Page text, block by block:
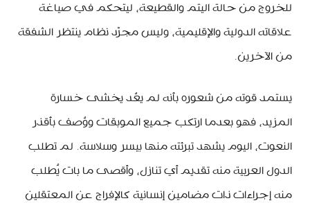
للخروج من حالة اليتم والقطيعة، ليتحكم في صياغة
علاقاته الدولية والإقليمية، وليس مجرّد نظام ينتظر الشفقة
من الآخرين.
يستمد قوته من شعوره بأنه لم يعُد يخشى خسارة
المزيد، فهو بعدما ارتكب جميع الموبقات ووُصف بأقذر
النعوت، اليوم يشهد تبرئته منها بيسر وسلاسة. لم تطلب
الدول العربية منه تقديم أي تنازل، وأقصى ما بات يُطلب
منه إجراءات ذات مضامين إنسانية كالإفراج عن المعتقلين